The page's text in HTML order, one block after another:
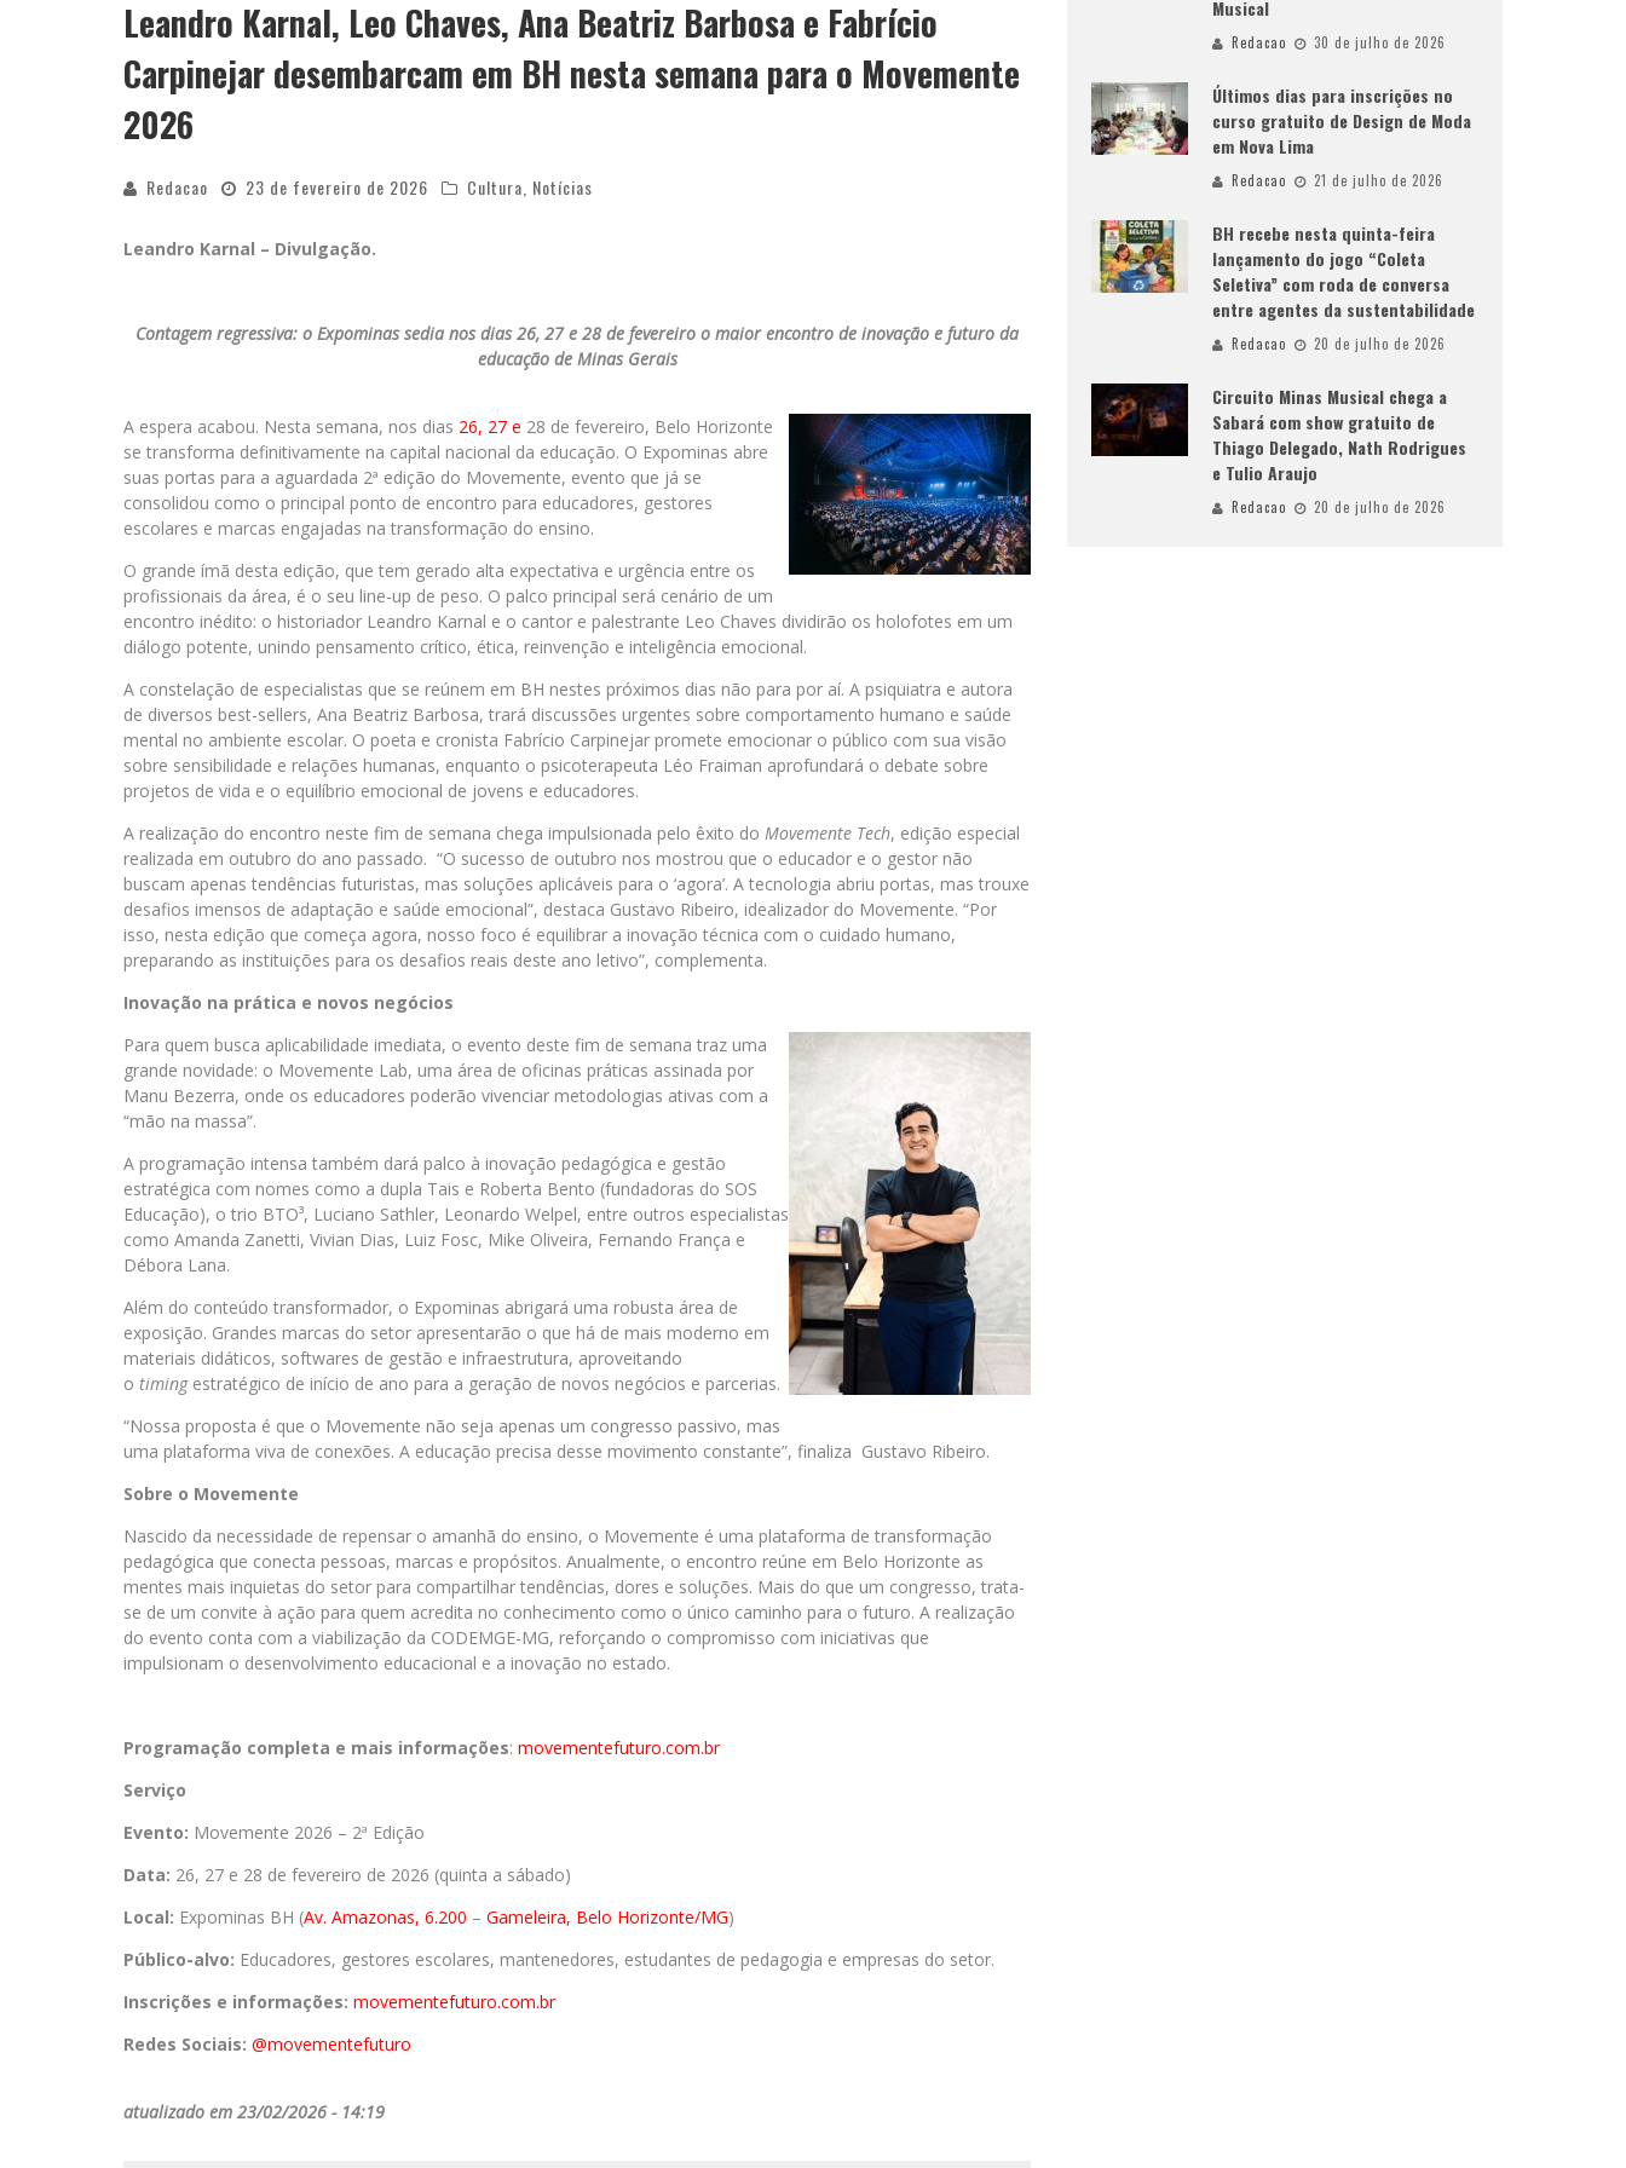
Leandro Karnal, Leo Chaves, Ana Beatriz Barbosa e Fabrício
Carpinejar desembarcam em BH nesta semana para o Movemente
2026
Redacao 23 de fevereiro de 2026 Cultura Notícias
Leandro Karnal – Divulgação.
Contagem regressiva: o Expominas sedia nos dias 26, 27 e 28 de fevereiro o maior encontro de inovação e futuro da
educação de Minas Gerais
A espera acabou. Nesta semana, nos dias 26, 27 e 28 de fevereiro, Belo Horizonte
se transforma definitivamente na capital nacional da educação. O Expominas abre
suas portas para a aguardada 2ª edição do Movemente, evento que já se
consolidou como o principal ponto de encontro para educadores, gestores
escolares e marcas engajadas na transformação do ensino.
O grande ímã desta edição, que tem gerado alta expectativa e urgência entre os
profissionais da área, é o seu line-up de peso. O palco principal será cenário de um
encontro inédito: o historiador Leandro Karnal e o cantor e palestrante Leo Chaves dividirão os holofotes em um
diálogo potente, unindo pensamento crítico, ética, reinvenção e inteligência emocional.
A constelação de especialistas que se reúnem em BH nestes próximos dias não para por aí. A psiquiatra e autora
de diversos best-sellers, Ana Beatriz Barbosa, trará discussões urgentes sobre comportamento humano e saúde
mental no ambiente escolar. O poeta e cronista Fabrício Carpinejar promete emocionar o público com sua visão
sobre sensibilidade e relações humanas, enquanto o psicoterapeuta Léo Fraiman aprofundará o debate sobre
projetos de vida e o equilíbrio emocional de jovens e educadores.
A realização do encontro neste fim de semana chega impulsionada pelo êxito do Movemente Tech, edição especial
realizada em outubro do ano passado. “O sucesso de outubro nos mostrou que o educador e o gestor não
buscam apenas tendências futuristas, mas soluções aplicáveis para o ‘agora’. A tecnologia abriu portas, mas trouxe
desafios imensos de adaptação e saúde emocional”, destaca Gustavo Ribeiro, idealizador do Movemente. “Por
isso, nesta edição que começa agora, nosso foco é equilibrar a inovação técnica com o cuidado humano,
preparando as instituições para os desafios reais deste ano letivo”, complementa.
Inovação na prática e novos negócios
Para quem busca aplicabilidade imediata, o evento deste fim de semana traz uma
grande novidade: o Movemente Lab, uma área de oficinas práticas assinada por
Manu Bezerra, onde os educadores poderão vivenciar metodologias ativas com a
“mão na massa”.
A programação intensa também dará palco à inovação pedagógica e gestão
estratégica com nomes como a dupla Tais e Roberta Bento (fundadoras do SOS
Educação), o trio BTO³, Luciano Sathler, Leonardo Welpel, entre outros especialistas
como Amanda Zanetti, Vivian Dias, Luiz Fosc, Mike Oliveira, Fernando França e
Débora Lana.
Além do conteúdo transformador, o Expominas abrigará uma robusta área de
exposição. Grandes marcas do setor apresentarão o que há de mais moderno em
materiais didáticos, softwares de gestão e infraestrutura, aproveitando
o timingestratégico de início de ano para a geração de novos negócios e parcerias.
“Nossa proposta é que o Movemente não seja apenas um congresso passivo, mas
uma plataforma viva de conexões. A educação precisa desse movimento constante”, finaliza Gustavo Ribeiro.
Sobre o Movemente
Nascido da necessidade de repensar o amanhã do ensino, o Movemente é uma plataforma de transformação
pedagógica que conecta pessoas, marcas e propósitos. Anualmente, o encontro reúne em Belo Horizonte as
mentes mais inquietas do setor para compartilhar tendências, dores e soluções. Mais do que um congresso, trata-
se de um convite à ação para quem acredita no conhecimento como o único caminho para o futuro. A realização
do evento conta com a viabilização da CODEMGE-MG, reforçando o compromisso com iniciativas que
impulsionam o desenvolvimento educacional e a inovação no estado.
Programação completa e mais informações: movementefuturo.com.br
Serviço
Evento: Movemente 2026 – 2ª Edição
Data: 26, 27 e 28 de fevereiro de 2026 (quinta a sábado)
Local: Expominas BH (Av. Amazonas, 6.200 – Gameleira, Belo Horizonte/MG)
Público-alvo: Educadores, gestores escolares, mantenedores, estudantes de pedagogia e empresas do setor.
Inscrições e informações: movementefuturo.com.br
Redes Sociais: @movementefuturo
atualizado em 23/02/2026 - 14:19
Musical
Redacao 30 de julho de 2026
Últimos dias para inscrições no
curso gratuito de Design de Moda
em Nova Lima
Redacao 21 de julho de 2026
BH recebe nesta quinta-feira
lançamento do jogo “Coleta
Seletiva” com roda de conversa
entre agentes da sustentabilidade
Redacao 20 de julho de 2026
Circuito Minas Musical chega a
Sabará com show gratuito de
Thiago Delegado, Nath Rodrigues
e Tulio Araujo
Redacao 20 de julho de 2026